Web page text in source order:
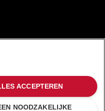
NOODZAKELIJKE
ACCEPTEREN